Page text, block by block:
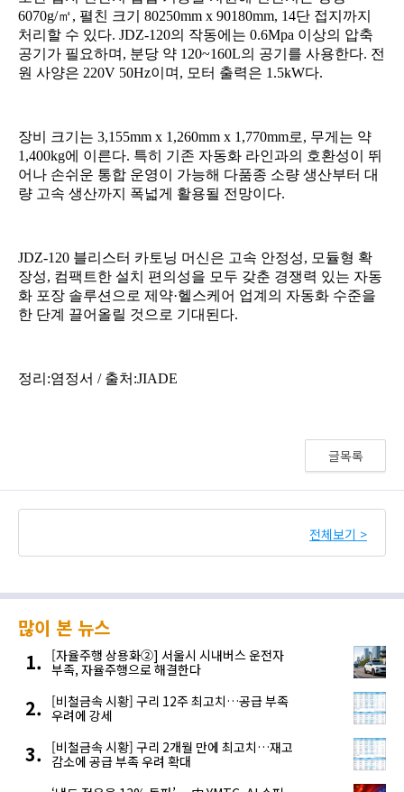
글목록
전체보기 >
많이 본 뉴스
[자율주행 상용화②] 서울시 시내버스 운전자
부족, 자율주행으로 해결한다
[비철금속 시황] 구리 12주 최고치…공급 부족
우려에 강세
[비철금속 시황] 구리 2개월 만에 최고치…재고
감소에 공급 부족 우려 확대